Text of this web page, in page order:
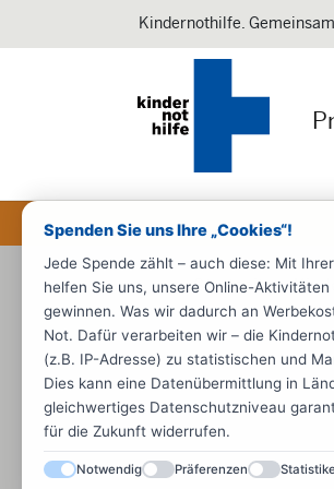
Spenden Sie uns Ihre „Cookies“!
Jede Spende zählt – auch diese: Mit
helfen Sie uns, unsere Online-
gewinnen. Was wir dadurch an
Not. Dafür verarbeiten wir – die
(z.B. IP-Adresse) zu statistischen und
Dies kann eine Datenübermittlung in
gleichwertiges Datenschutzniveau
für die Zukunft widerrufen.
Notwendig Präferenzen
Kindernothilfe.
Startseite